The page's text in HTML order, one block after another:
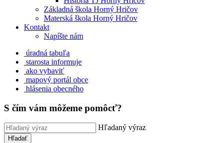
Základná škola Horný Hričov
Materská škola Horný Hričov
Kontakt
Napíšte nám
úradná tabuľa
starosta informuje
ako vybaviť
mapový portál obce
hlásenia obecného
S čím vám môžeme pomôcť?
Hľadaný výraz
Hľadať